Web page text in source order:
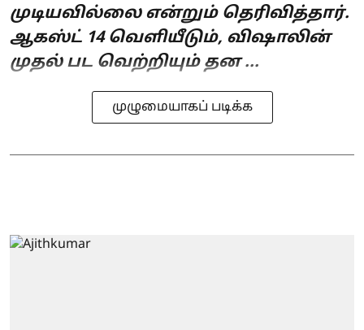
முடியவில்லை என்றும் தெரிவித்தார்.
ஆகஸ்ட் 14 வெளியீடும், விஷாலின்
முதல் பட வெற்றியும் தன ...
முழுமையாகப் படிக்க